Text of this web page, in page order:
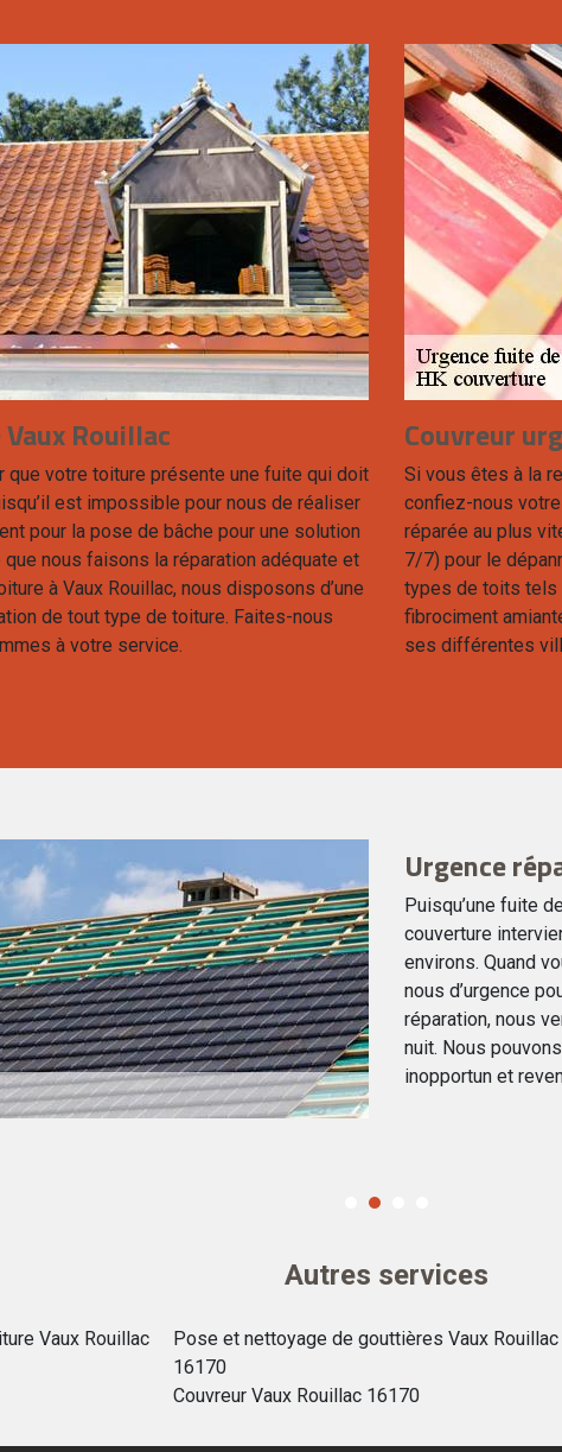
Rouillac
que votre toiture présente une fuite qui doit
est impossible pour nous de réaliser
pour la pose de bâche pour une solution
que nous faisons la réparation adéquate et
à Vaux Rouillac, nous disposons d’une
de tout type de toiture. Faites-nous
à votre service.
Couvreur
Si vous êtes à la
confiez-nous
réparée au plus
7/7) pour le
types de toits tels
fibrociment
ses différentes
Urgence
Puisqu’une fuite
couverture
environs. Quand
nous d’urgence
réparation, nous
nuit. Nous
inopportun et
Autres services
Vaux Rouillac
Pose et nettoyage de gouttières Vaux Rouillac
16170
Couvreur Vaux Rouillac 16170